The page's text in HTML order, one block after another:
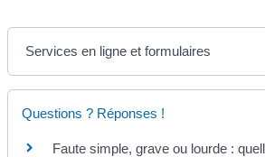
Services en ligne et formulaires
Questions ? Réponses !
Faute simple, grave ou lourde :